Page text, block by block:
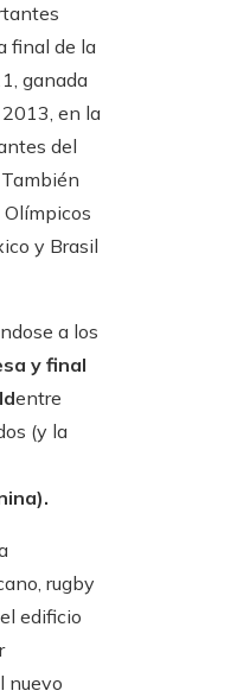
final de la
ganada
2013, en la
del
Olímpicos
y Brasil
a los
y final
entre
(y la
rugby
edificio
nuevo